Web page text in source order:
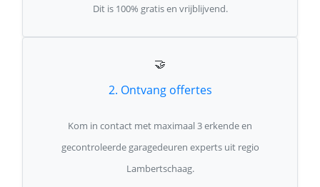
Dit is 100% gratis en vrijblijvend.
🤝
2. Ontvang offertes
Kom in contact met maximaal 3 erkende en
gecontroleerde garagedeuren experts uit regio
Lambertschaag.